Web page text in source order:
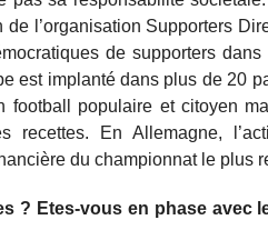
l’organisation Supporters
de supporters
est implanté dans plus de 20
populaire et citoyen
En Allemagne,
du championnat le plus
? Etes-vous en phase avec